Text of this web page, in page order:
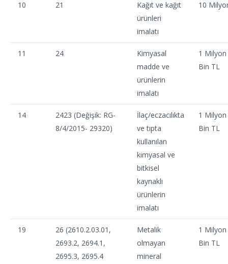
10 21
Kağıt ve kağıt
ürünleri
imalatı
10
11 24
Kimyasal
madde ve
ürünlerin
imalatı
1
Bin TL
14
2423 (Değişik: RG-
8/4/2015- 29320)
İlaç/eczacılıkta
ve tıpta
kullanılan
kimyasal ve
bitkisel
kaynaklı
ürünlerin
imalatı
1
Bin TL
19
26 (2610.2.03.01,
2693.2, 2694.1,
2695.3, 2695.4
Metalik
olmayan
mineral
1
Bin TL